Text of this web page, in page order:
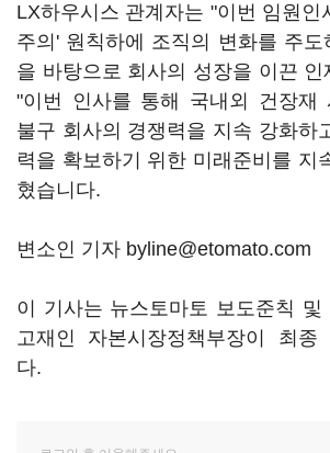
LX하우시스 관계자는 "이번 임원인
주의' 원칙하에 조직의 변화를 주도
을 바탕으로 회사의 성장을 이끈 인
"이번 인사를 통해 국내외 건장재
불구 회사의 경쟁력을 지속 강화하
력을 확보하기 위한 미래준비를 지
혔습니다.
변소인 기자 byline@etomato.com
이 기사는 뉴스토마토 보도준칙 및
고재인 자본시장정책부장이 최종
다.